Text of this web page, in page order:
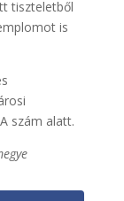
tiszteletből
is
szám alatt.